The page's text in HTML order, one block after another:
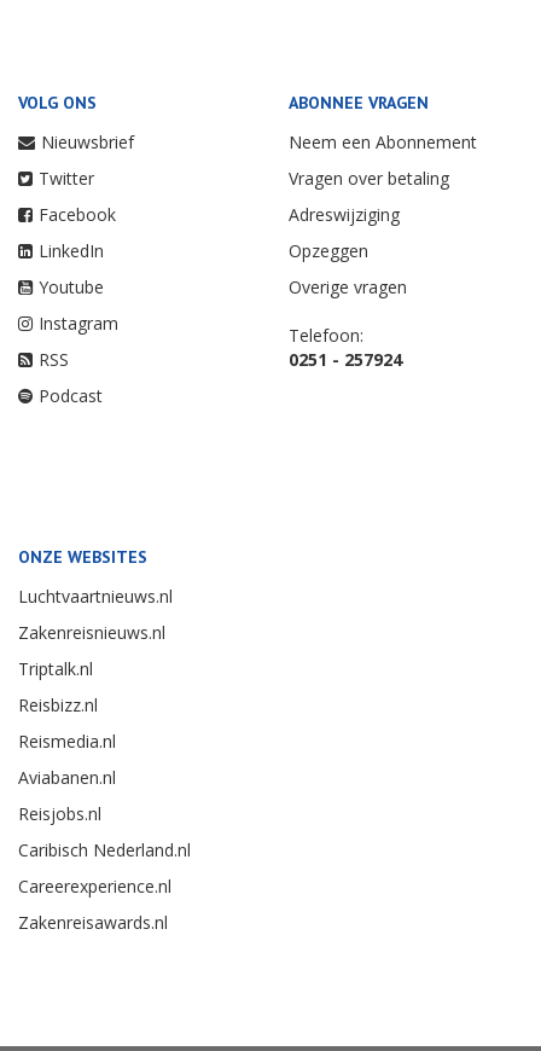
VOLG ONS
Nieuwsbrief
Twitter
Facebook
LinkedIn
Youtube
Instagram
RSS
Podcast
ABONNEE VRAGEN
Neem een Abonnement
Vragen over betaling
Adreswijziging
Opzeggen
Overige vragen
Telefoon:
0251 - 257924
ONZE WEBSITES
Luchtvaartnieuws.nl
Zakenreisnieuws.nl
Triptalk.nl
Reisbizz.nl
Reismedia.nl
Aviabanen.nl
Reisjobs.nl
Caribisch Nederland.nl
Careerexperience.nl
Zakenreisawards.nl